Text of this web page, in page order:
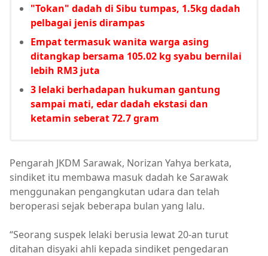
"Tokan" dadah di Sibu tumpas, 1.5kg dadah
pelbagai jenis dirampas
Empat termasuk wanita warga asing
ditangkap bersama 105.02 kg syabu bernilai
lebih RM3 juta
3 lelaki berhadapan hukuman gantung
sampai mati, edar dadah ekstasi dan
ketamin seberat 72.7 gram
Pengarah JKDM Sarawak, Norizan Yahya berkata,
sindiket itu membawa masuk dadah ke Sarawak
menggunakan pengangkutan udara dan telah
beroperasi sejak beberapa bulan yang lalu.
“Seorang suspek lelaki berusia lewat 20-an turut
ditahan disyaki ahli kepada sindiket pengedaran